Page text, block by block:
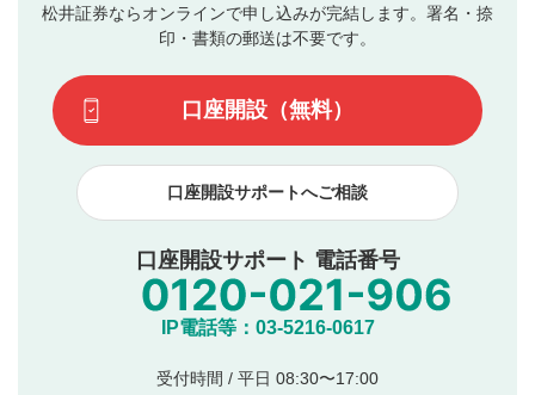
3
動画の評価
です）
評価およびコメントは当社にて審査のうえ、掲載となり
ます。掲載されるまでに日数がかかる場合や掲載されない
てはお答えできません。各動画コンテンツへの掲載をもっ
て結果のご連絡といたします。ご了承ください。
下記の項目に該当すると判断された投稿内容は、掲載を
見合わせる場合がございます。
本動画コンテンツとは無関係の内容の投稿
他者への誹謗中傷や差別的表現投稿
公序良俗に反する内容の投稿
氏名、住所、電話番号など個人を特定できる情報の
他のサイトへの誘導や営利目的、広告・宣伝を目
他者の権利（商標、著作権、その他の知的財産
松井証券ならオンラインで申し込みが完結します。署名・捺
印・書類の郵送は不要です。
口座開設（無料）
口座開設サポートへご相談
口座開設サポート 電話番号
IP電話等：03-5216-0617
受付時間 / 平日 08:30〜17:00